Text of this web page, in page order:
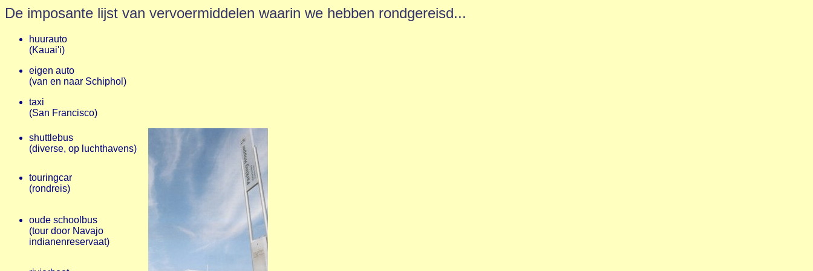
De imposante lijst van vervoermiddelen waarin we hebben rondgereisd...
huurauto
(Kauai'i)
eigen auto
(van en naar Schiphol)
taxi
(San Francisco)
shuttlebus
(diverse, op luchthavens)
touringcar
(rondreis)
oude schoolbus
(tour door Navajo
indianenreservaat)